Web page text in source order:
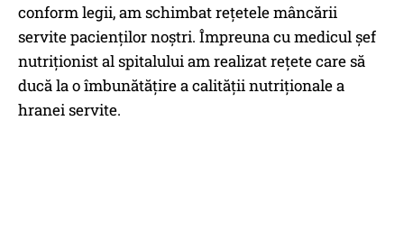
conform legii, am schimbat rețetele mâncării
servite pacienților noştri. Împreuna cu medicul şef
nutriționist al spitalului am realizat rețete care să
ducă la o îmbunătăţire a calității nutriționale a
hranei servite.